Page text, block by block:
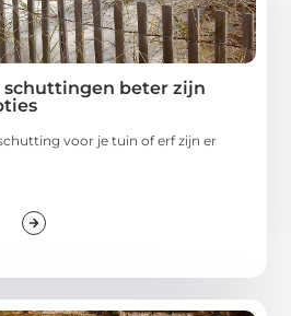
schuttingen beter zijn
voor je tuin of erf zijn er